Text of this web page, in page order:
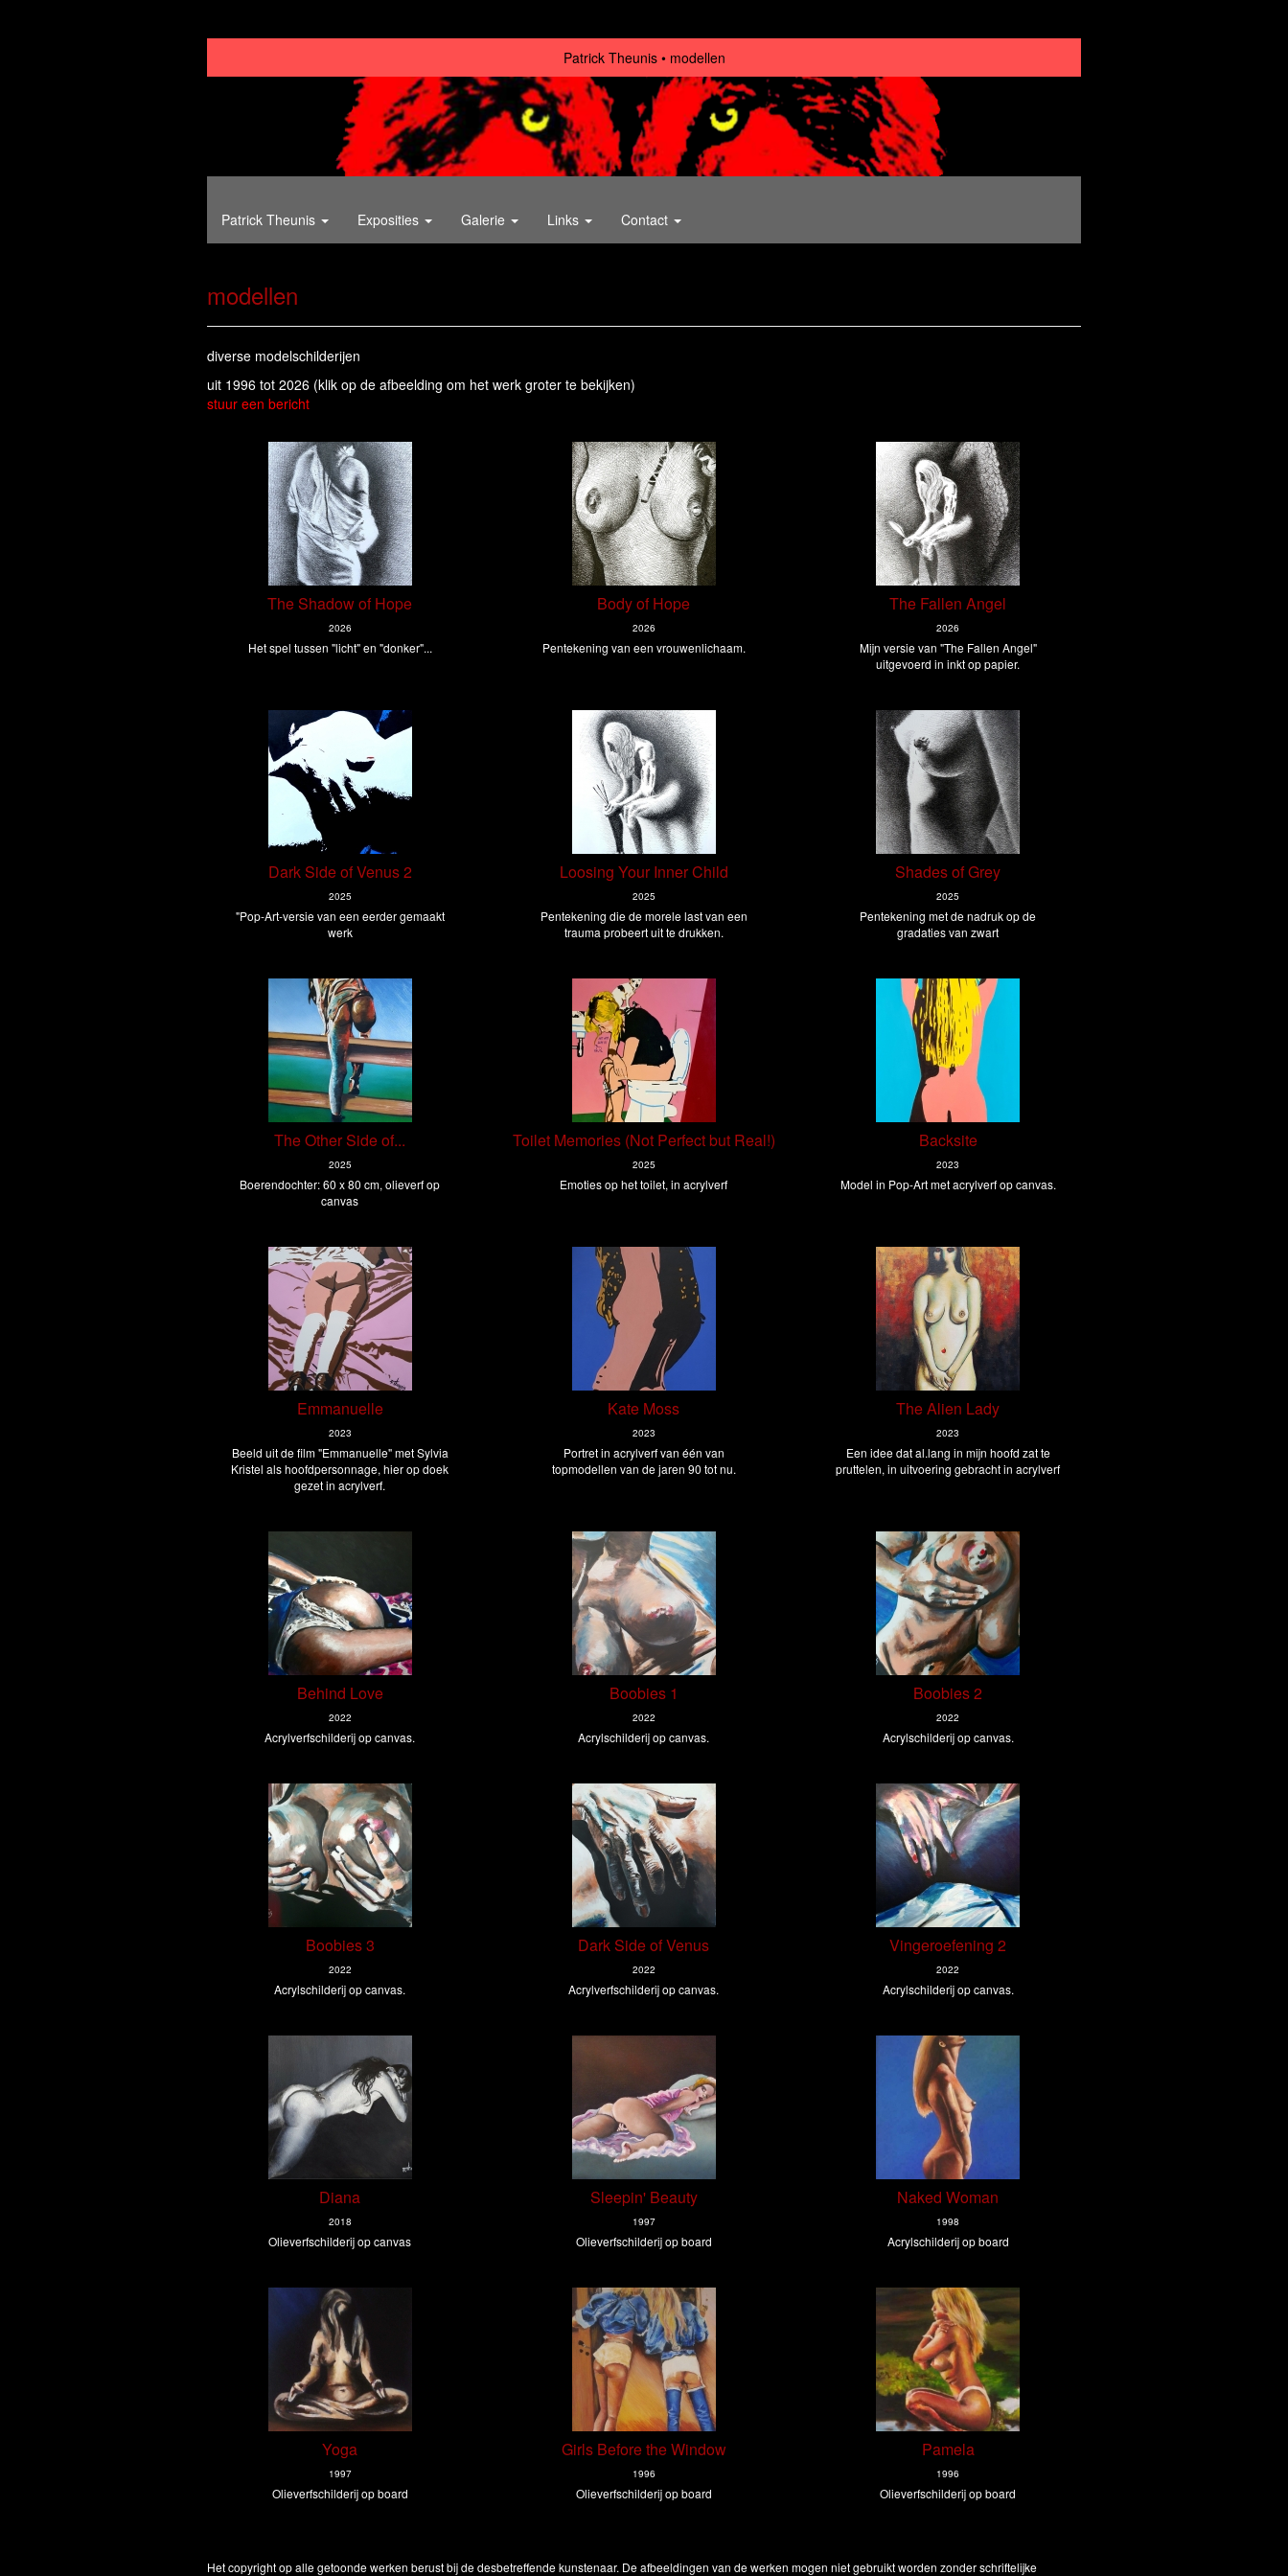
Patrick Theunis modellen
Patrick Theunis Exposities Galerie Links Contact
modellen
diverse modelschilderijen
uit 1996 tot 2026 (klik op de afbeelding om het werk groter te bekijken)
stuur een bericht
The Shadow of Hope
2026
Het spel tussen "licht" en "donker"...
Body of Hope
2026
Pentekening van een vrouwenlichaam.
The Fallen Angel
2026
Mijn versie van "The Fallen Angel"
uitgevoerd in inkt op papier.
Dark Side of Venus 2
2025
"Pop-Art-versie van een eerder gemaakt
werk
Loosing Your Inner Child
2025
Pentekening die de morele last van een
trauma probeert uit te drukken.
Shades of Grey
2025
Pentekening met de nadruk op de
gradaties van zwart
The Other Side of...
2025
Boerendochter: 60 x 80 cm, olieverf op
canvas
Toilet Memories (Not Perfect but Real!)
2025
Emoties op het toilet, in acrylverf
Backsite
2023
Model in Pop-Art met acrylverf op canvas.
Emmanuelle
2023
Beeld uit de film "Emmanuelle" met Sylvia
Kristel als hoofdpersonnage, hier op doek
gezet in acrylverf.
Kate Moss
2023
Portret in acrylverf van één van
topmodellen van de jaren 90 tot nu.
The Alien Lady
2023
Een idee dat al.lang in mijn hoofd zat te
pruttelen, in uitvoering gebracht in acrylverf
Behind Love
2022
Acrylverfschilderij op canvas.
Boobies 1
2022
Acrylschilderij op canvas.
Boobies 2
2022
Acrylschilderij op canvas.
Boobies 3
2022
Acrylschilderij op canvas.
Dark Side of Venus
2022
Acrylverfschilderij op canvas.
Vingeroefening 2
2022
Acrylschilderij op canvas.
Diana
2018
Olieverfschilderij op canvas
Sleepin' Beauty
1997
Olieverfschilderij op board
Naked Woman
1998
Acrylschilderij op board
Yoga
1997
Olieverfschilderij op board
Girls Before the Window
1996
Olieverfschilderij op board
Pamela
1996
Olieverfschilderij op board
Het copyright op alle getoonde werken berust bij de desbetreffende kunstenaar. De afbeeldingen van de werken mogen niet gebruikt worden zonder schriftelijke